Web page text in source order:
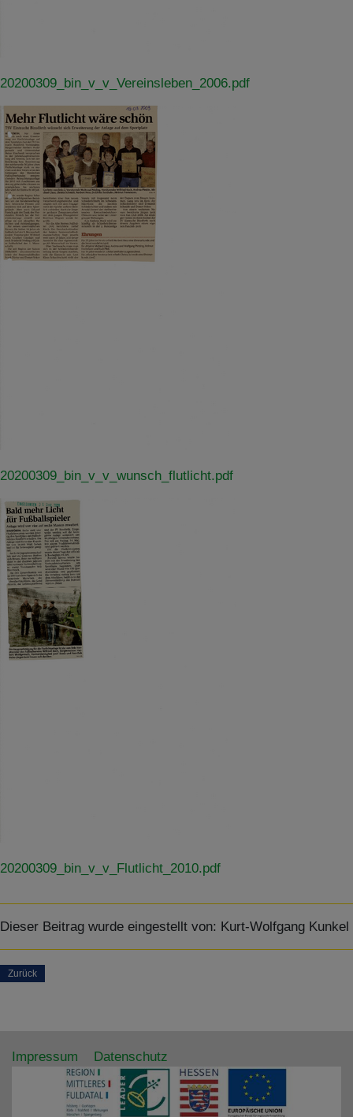
20200309_bin_v_v_Vereinsleben_2006.pdf
20200309_bin_v_v_wunsch_flutlicht.pdf
20200309_bin_v_v_Flutlicht_2010.pdf
Dieser Beitrag wurde eingestellt von: Kurt-Wolfgang Kunkel
Zurück
Impressum Datenschutz
Details anzeigen
Impressum